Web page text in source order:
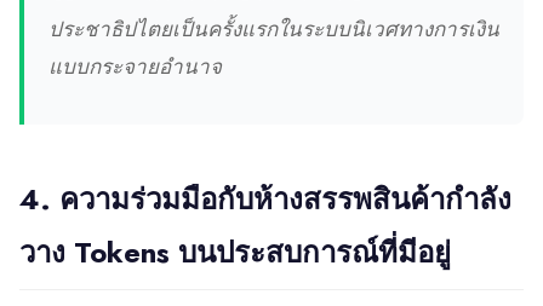
ประชาธิปไตยเป็นครั้งแรกในระบบนิเวศทางการเงิน
แบบกระจายอำนาจ
4. ความร่วมมือกับห้างสรรพสินค้ากำลัง
วาง Tokens บนประสบการณ์ที่มีอยู่